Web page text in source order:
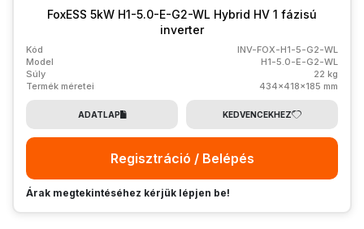
FoxESS 5kW H1-5.0-E-G2-WL Hybrid HV 1 fázisú
inverter
Kód
INV-FOX-H1-5-G2-WL
Model
H1-5.0-E-G2-WL
Súly
22 kg
Termék méretei
434x418x185 mm
ADATLAP KEDVENCEKHEZ
Regisztráció / Belépés
Árak megtekintéséhez kérjük lépjen be!